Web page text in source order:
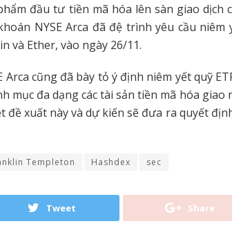
đầu tư tiền mã hóa lên sàn giao dịch
NYSE Arca đã đệ trình yêu cầu niêm
và Ether, vào ngày 26/11.
Arca cũng đã bày tỏ ý định niêm yết quỹ
mục đa dạng các tài sản tiền mã hóa giao
đề xuất này và dự kiến sẽ đưa ra quyết
Templeton Hashdex sec
Tweet Share